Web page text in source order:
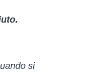
si